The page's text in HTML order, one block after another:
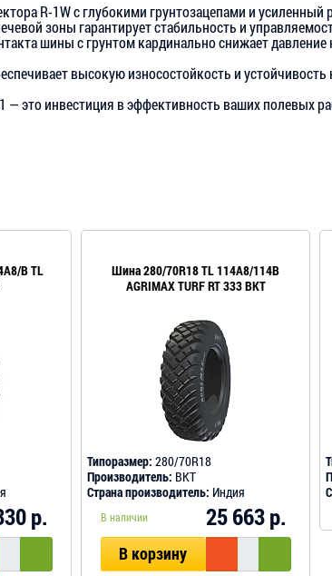
R-1W с глубокими грунтозацепами и
зоны гарантирует стабильность и
шины с грунтом кардинально снижает
высокую износостойкость и
— это инвестиция в эффективность ваших полевых
B TL
р.
Шина 280/70R18 TL 114A8/114B
AGRIMAX TURF RT 333 BKT
Типоразмер: 280/70R18
Производитель: BKT
Страна производитель: Индия
В наличии 25 663 р.
В корзину